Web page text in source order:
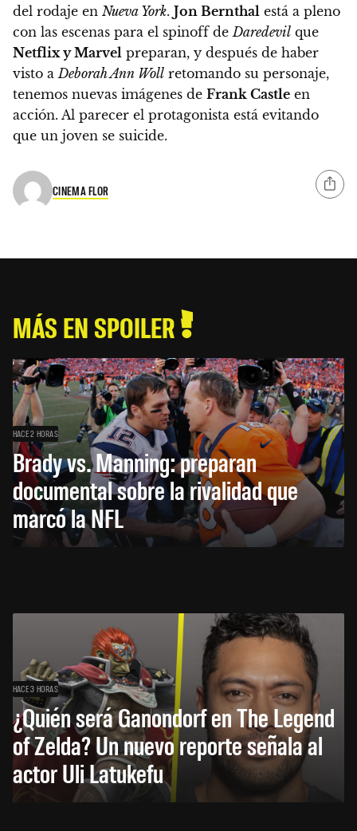
del rodaje en Nueva York. Jon Bernthal está a pleno
con las escenas para el spinoff deDaredevil que
Netflix y Marvel preparan, y después de haber
visto aDeborah Ann Woll retomando su personaje,
tenemos nuevas imágenes de Frank Castle en
acción. Al parecer el protagonista está evitando
que un joven se suicide.
CINEMA FLOR
MÁS EN SPOILER
HACE 2 HORAS
Brady vs. Manning: preparan
documental sobre la rivalidad que
marcó la NFL
HACE 3 HORAS
¿Quién será Ganondorf en The Legend
of Zelda? Un nuevo reporte señala al
actor Uli Latukefu